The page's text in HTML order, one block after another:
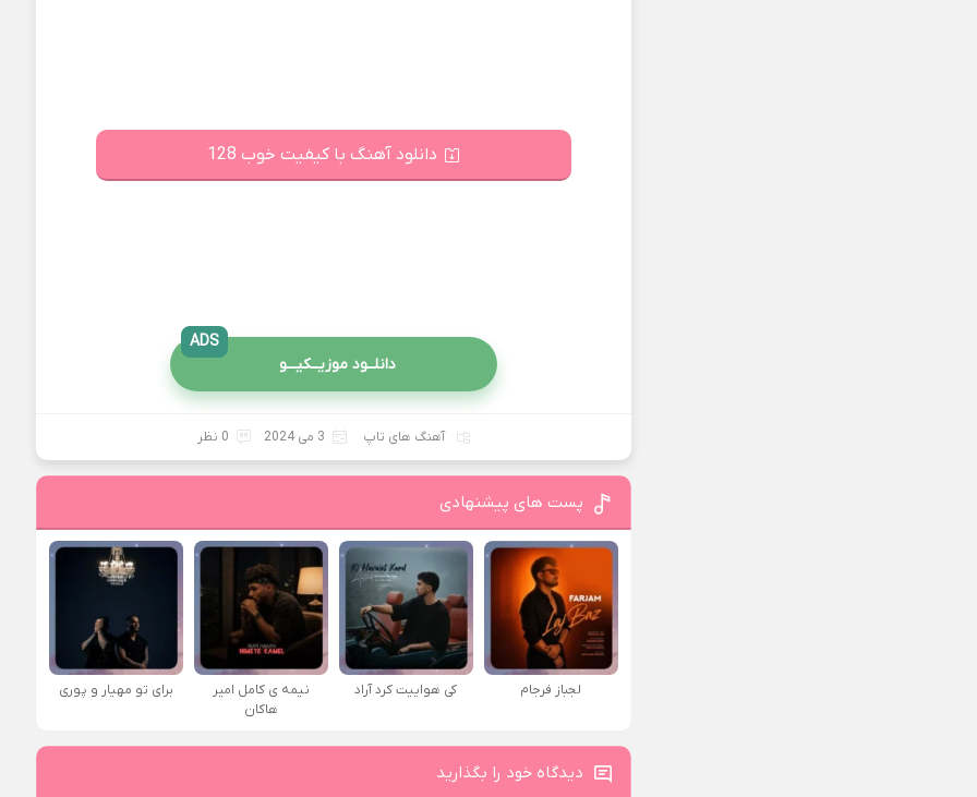
دانلود آهنگ با کیفیت خوب 128
دانلــود موزیــکیـــو
ADS
آهنگ های تاپ 3 می 2024 0 نظر
پست های پیشنهادی
لجباز فرجام کی هواییت کرد آراد
نیمه ی کامل امیر
هاکان
برای تو مهیار و پوری
دیدگاه خود را بگذارید